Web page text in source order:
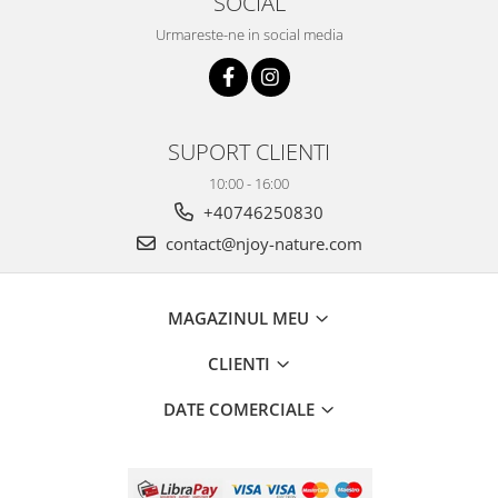
Aromele Sarbatorilor de Iarna
Pericole_vs_beneficii
Urmareste-ne in social media
SUPORT CLIENTI
10:00 - 16:00
+40746250830
contact@njoy-nature.com
MAGAZINUL MEU
CLIENTI
DATE COMERCIALE